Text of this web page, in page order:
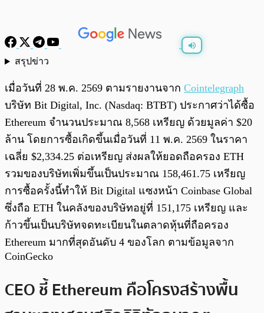
สรุปข่าว
เมื่อวันที่ 28 พ.ค. 2569 ตามรายงานจาก Cointelegraph
บริษัท Bit Digital, Inc. (Nasdaq: BTBT) ประกาศว่าได้ซื้อ
Ethereum จำนวนประมาณ 8,568 เหรียญ ด้วยมูลค่า $20
ล้าน โดยการซื้อเกิดขึ้นเมื่อวันที่ 11 พ.ค. 2569 ในราคา
เฉลี่ย $2,334.25 ต่อเหรียญ ส่งผลให้ยอดถือครอง ETH
รวมของบริษัทเพิ่มขึ้นเป็นประมาณ 158,461.75 เหรียญ
การซื้อครั้งนี้ทำให้ Bit Digital แซงหน้า Coinbase Global
ซึ่งถือ ETH ในคลังของบริษัทอยู่ที่ 151,175 เหรียญ และ
ก้าวขึ้นเป็นบริษัทจดทะเบียนในตลาดหุ้นที่ถือครอง
Ethereum มากที่สุดอันดับ 4 ของโลก ตามข้อมูลจาก
CoinGecko
CEO ชี้ Ethereum คือโครงสร้างพื้น